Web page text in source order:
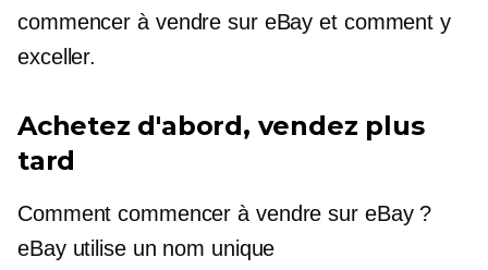
commencer à vendre sur eBay et comment y
exceller.
Achetez d'abord, vendez plus
tard
Comment commencer à vendre sur eBay ?
eBay utilise un nom unique